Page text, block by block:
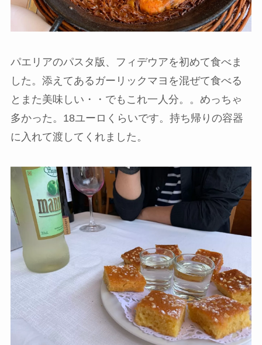
パエリアのパスタ版、フィデウアを初めて食べま
した。添えてあるガーリックマヨを混ぜて食べる
とまた美味しい・・でもこれ一人分。。めっちゃ
多かった。18ユーロくらいです。持ち帰りの容器
に入れて渡してくれました。